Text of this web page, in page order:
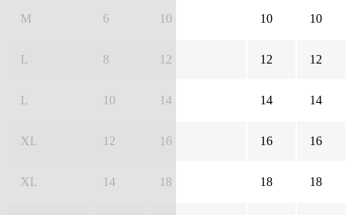
M 6 10 10 10
L 8 12 12 12
L 10 14 14 14
XL 12 16 16 16
XL 14 18 18 18